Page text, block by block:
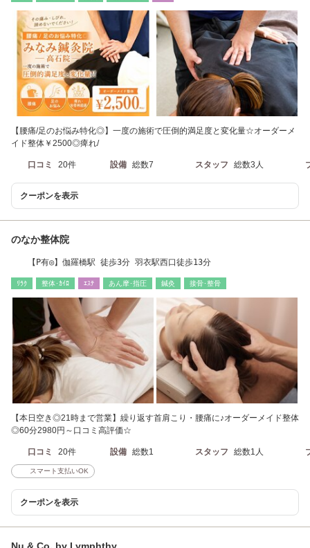
【腰痛/足のお悩み特化◎】一度の施術で圧倒的満足度と変化量☆オーダーメ
イド整体￥2500◎痺れ/
口コミ 20件 設備 総数7 スタッフ 総数3人
クーポンを表示
のなか整体院
【P有◎】伽羅橋駅 徒歩3分 羽衣駅西口徒歩13分
ﾘﾗｸ 整体･ｶｲﾛ ｴｽﾃ あん摩･指圧 鍼灸 接骨･整骨
【本日空き◎21時まで営業】繰り返す首肩こり・腰痛に♪オーダーメイド整体
◎60分2980円～口コミ高評価☆
口コミ 20件 設備 総数1 スタッフ 総数1人
スマート支払いOK
クーポンを表示
Nu & Co. by Lymphthy